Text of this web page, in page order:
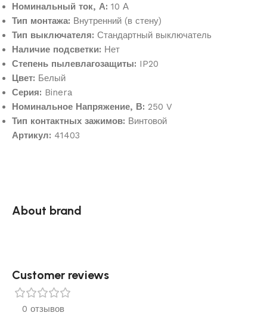
Номинальный ток, А: 10 А
Тип монтажа: Внутренний (в стену)
Тип выключателя: Стандартный выключатель
Наличие подсветки: Нет
Степень пылевлагозащиты: IP20
Цвет: Белый
Серия: Binera
Номинальное Напряжение, В: 250 V
Тип контактных зажимов: Винтовой
Артикул: 41403
About brand
Customer reviews​
0 отзывов